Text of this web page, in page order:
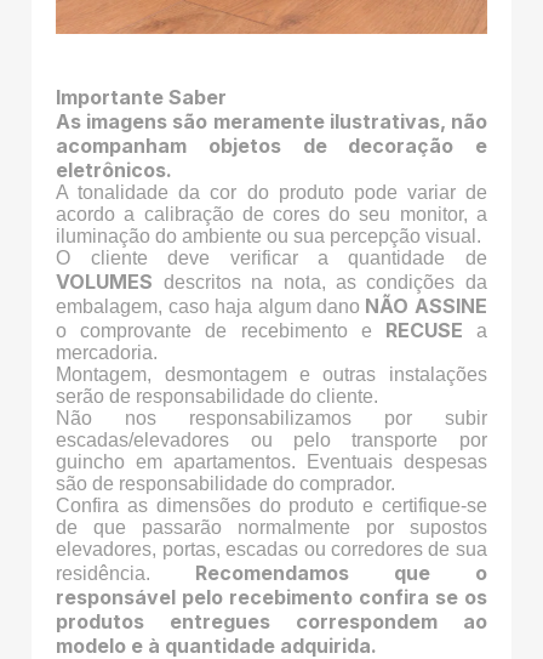
Importante Saber
As imagens são meramente ilustrativas, não
acompanham objetos de decoração e
eletrônicos.
A tonalidade da cor do produto pode variar de
acordo a calibração de cores do seu monitor, a
iluminação do ambiente ou sua percepção visual.
O cliente deve verificar a quantidade de
VOLUMES descritos na nota, as condições da
embalagem, caso haja algum dano NÃO ASSINE
o comprovante de recebimento e RECUSE a
mercadoria.
Montagem, desmontagem e outras instalações
serão de responsabilidade do cliente.
Não nos responsabilizamos por subir
escadas/elevadores ou pelo transporte por
guincho em apartamentos. Eventuais despesas
são de responsabilidade do comprador.
Confira as dimensões do produto e certifique-se
de que passarão normalmente por supostos
elevadores, portas, escadas ou corredores de sua
residência. Recomendamos que o
responsável pelo recebimento confira se os
produtos entregues correspondem ao
modelo e à quantidade adquirida.